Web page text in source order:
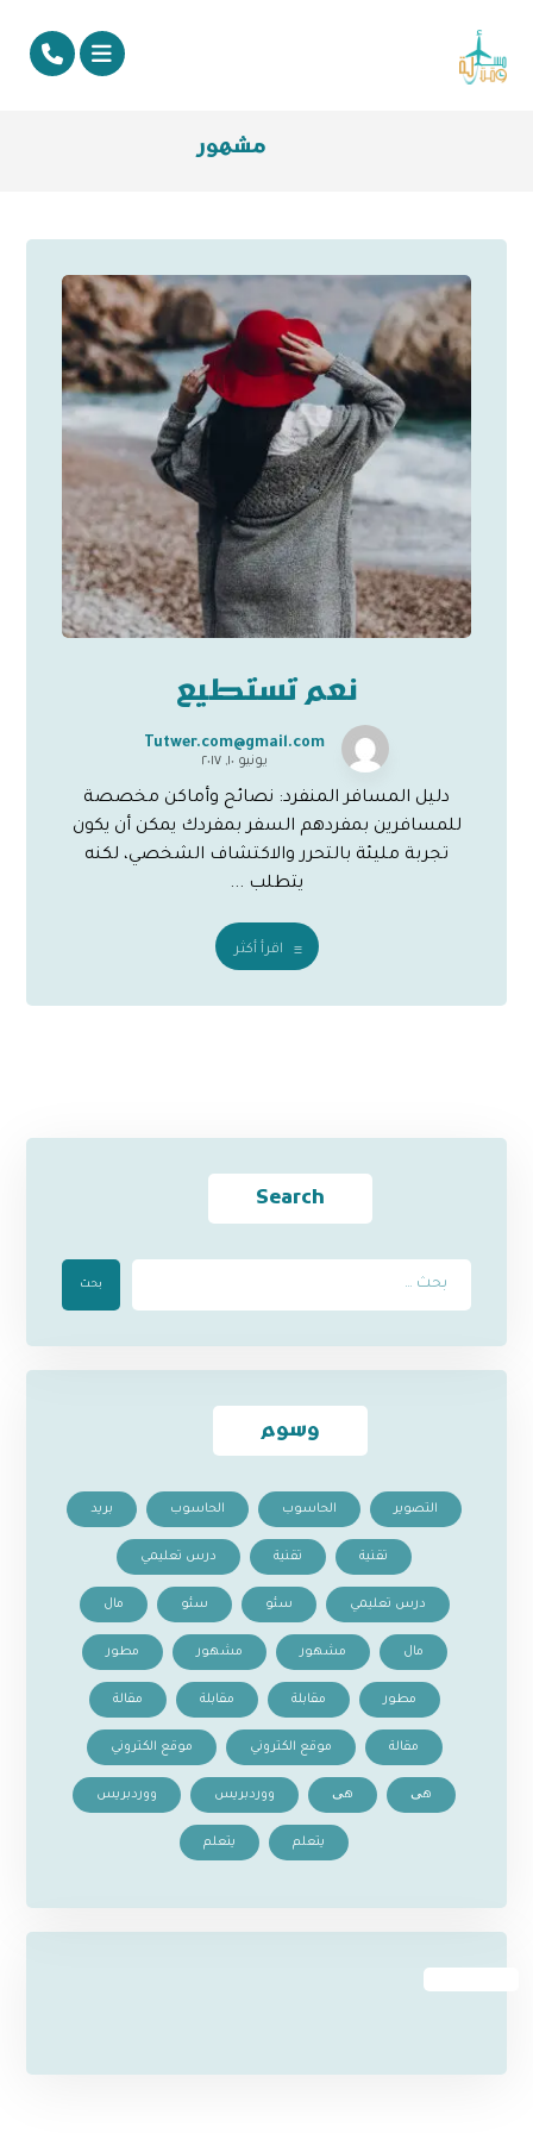
مشهور
نعم تستطيع
Tutwer.com@gmail.com
يونيو ١٠, ٢٠١٧
دليل المسافر المنفرد: نصائح وأماكن مخصصة
للمسافرين بمفردهم السفر بمفردك يمكن أن يكون
تجربة مليئة بالتحرر والاكتشاف الشخصي، لكنه
يتطلب ...
اقرأ أكثر
Search
بحث
وسوم
التصوير الحاسوب الحاسوب بريد
تقنية تقنية درس تعليمي
درس تعليمي سئو سئو مال
مال مشهور مشهور مطور
مطور مقابلة مقابلة مقالة
مقالة موقع الكتروني موقع الكتروني
هی هی ووردبريس ووردبريس
يتعلم يتعلم